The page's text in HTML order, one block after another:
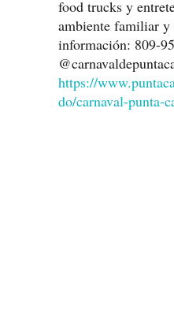
food trucks y
ambiente familiar y
información: 809-
https://
do/carnaval-punta-